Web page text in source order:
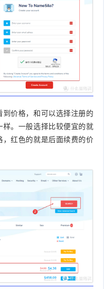
价格，和可以选择注册的
。一般选择比较便宜的就
，红色的就是后面续费的价